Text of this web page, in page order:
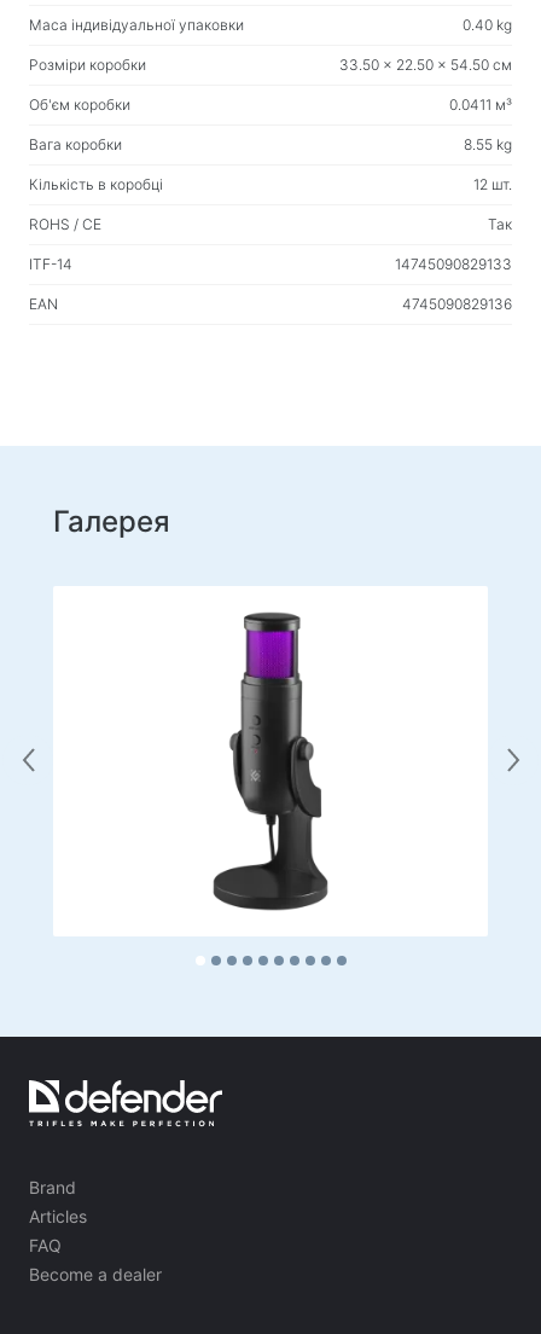
Маса індивідуальної упаковки 0.40 kg
Розміри коробки 33.50 x 22.50 x 54.50 см
Об'єм коробки 0.0411 м³
Вага коробки 8.55 kg
Кількість в коробці 12 шт.
ROHS / CE Так
ITF-14 14745090829133
EAN 4745090829136
Галерея
Brand
Articles
FAQ
Become a dealer